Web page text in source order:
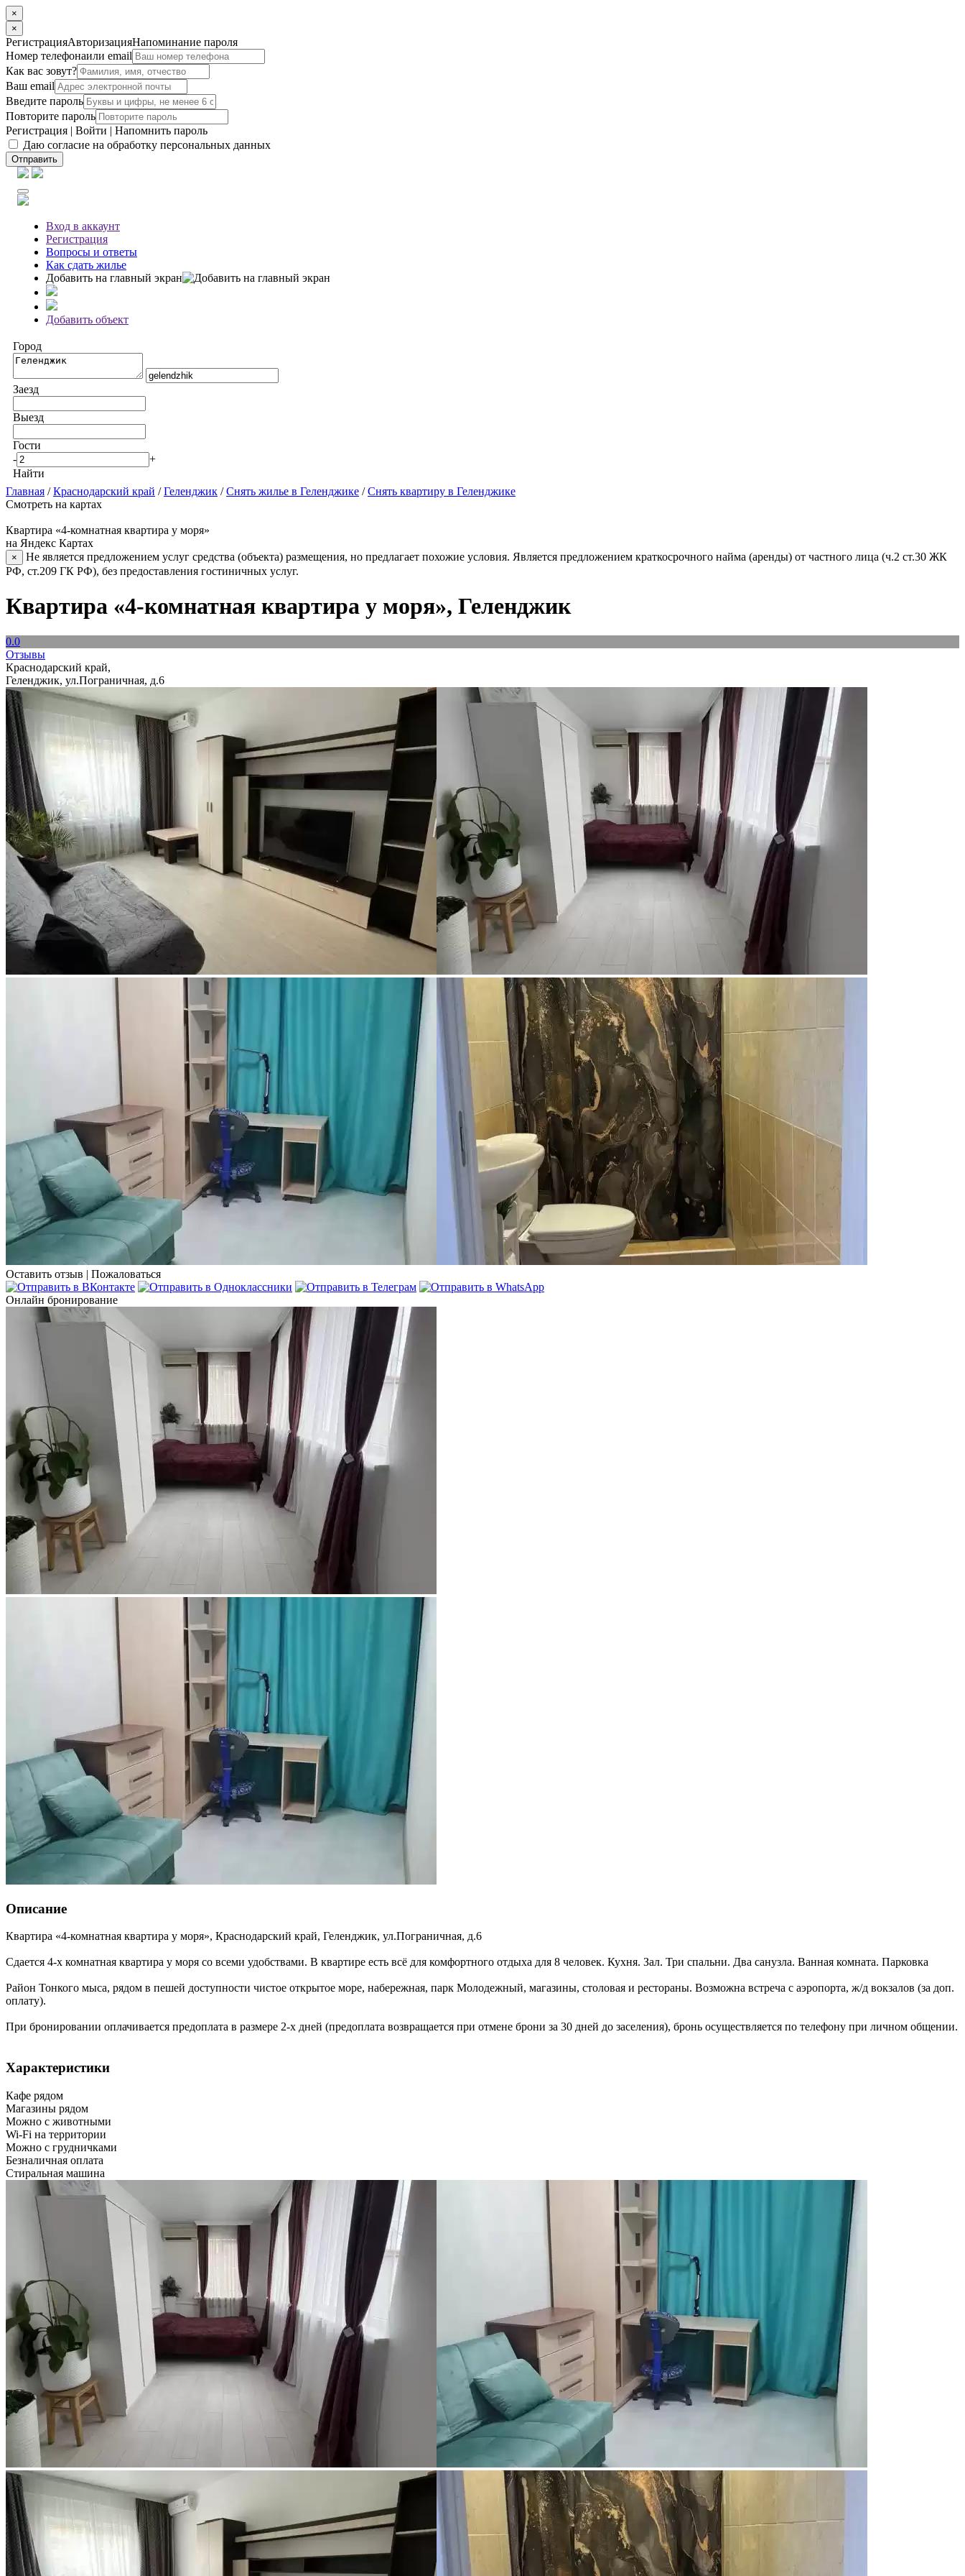
×
×
РегистрацияАвторизацияНапоминание пароля
Номер телефонаили email
Как вас зовут?
Ваш email
Введите пароль
Повторите пароль
Регистрация | Войти | Напомнить пароль
Даю согласие на обработку персональных данных
Отправить
Вход в аккаунт
Регистрация
Вопросы и ответы
Как сдать жилье
Добавить на главный экран
Добавить объект
Город
Заезд
Выезд
Гости
-
+
Найти
Главная /Краснодарский край /Геленджик /Снять жилье в Геленджике /Снять квартиру в Геленджике
Смотреть на картах
Квартира «4-комнатная квартира у моря»
на Яндекс Картах
×
Не является предложением услуг средства (объекта) размещения, но предлагает похожие условия. Является предложением краткосрочного найма (аренды) от частного лица (ч.2 ст.30 ЖК
РФ, ст.209 ГК РФ), без предоставления гостиничных услуг.
Квартира «4-комнатная квартира у моря», Геленджик
0.0
Отзывы
Краснодарский край,
Геленджик, ул.Пограничная, д.6
Оставить отзыв | Пожаловаться
Онлайн бронирование
Описание
Квартира «4-комнатная квартира у моря», Краснодарский край, Геленджик, ул.Пограничная, д.6
Сдается 4-х комнатная квартира у моря со всеми удобствами. В квартире есть всё для комфортного отдыха для 8 человек. Кухня. Зал. Три спальни. Два санузла. Ванная комната. Парковка
Район Тонкого мыса, рядом в пешей доступности чистое открытое море, набережная, парк Молодежный, магазины, столовая и рестораны. Возможна встреча с аэропорта, ж/д вокзалов (за доп.
оплату).
При бронировании оплачивается предоплата в размере 2-х дней (предоплата возвращается при отмене брони за 30 дней до заселения), бронь осуществляется по телефону при личном общении.
Характеристики
Кафе рядом
Магазины рядом
Можно с животными
Wi-Fi на территории
Можно с грудничками
Безналичная оплата
Стиральная машина